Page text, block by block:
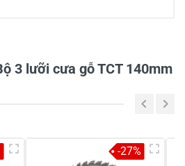
3 lưỡi cưa gỗ TCT 140mm
-27%